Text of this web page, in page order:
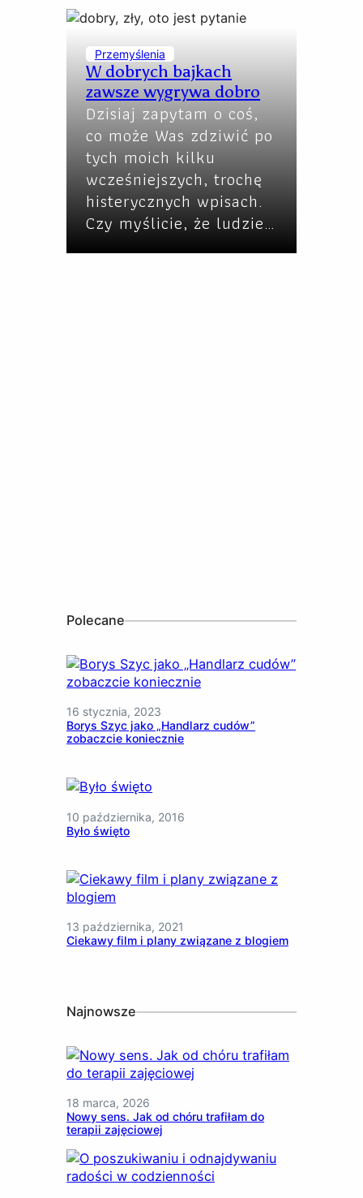
Przemyślenia
W dobrych bajkach
zawsze wygrywa dobro
Dzisiaj zapytam o coś,
co może Was zdziwić po
tych moich kilku
wcześniejszych, trochę
histerycznych wpisach.
Czy myślicie, że ludzie…
Polecane
16 stycznia, 2023
Borys Szyc jako „Handlarz cudów”
zobaczcie koniecznie
10 października, 2016
Było święto
13 października, 2021
Ciekawy film i plany związane z blogiem
Najnowsze
18 marca, 2026
Nowy sens. Jak od chóru trafiłam do
terapii zajęciowej